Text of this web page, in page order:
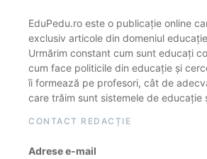
EduPedu.ro este o publicație online
exclusiv articole din domeniul
Urmărim constant cum sunt educați
cum face politicile din educație și
îi formează pe profesori, cât de
care trăim sunt sistemele de educație
CONTACT REDACȚIE
Adrese e-mail